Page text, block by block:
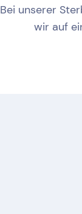
Bei unserer
wir auf